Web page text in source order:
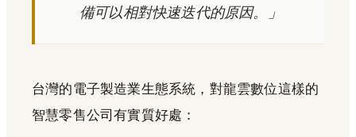
備可以相對快速迭代的原因。」
台灣的電子製造業生態系統，對龍雲數位這樣的
智慧零售公司有實質好處：